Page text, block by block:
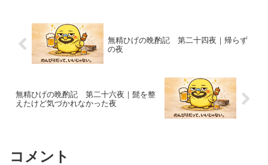
無精ひげの晩酌記 第二十四夜｜帰らず
の夜
無精ひげの晩酌記 第二十六夜｜髭を整
えたけど気づかれなかった夜
コメント